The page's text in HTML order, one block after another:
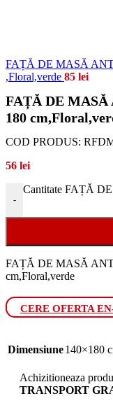
FAȚĂ DE MASĂ
,Floral,verde 85 lei
FAȚĂ DE MASĂ
180
COD PRODUS:
56 lei
-
Cantitate FAȚĂ
FAȚĂ DE MASĂ
cm,Floral,verde
CERE OFERTA
Dimensiune140×180
Achizitioneaza
TRANSPORT